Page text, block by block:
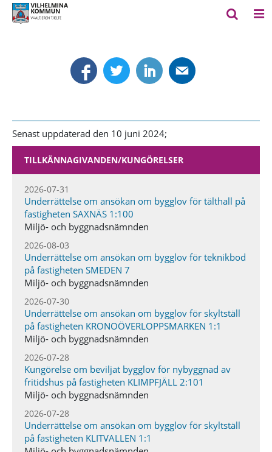
Senast uppdaterad den 10 juni 2024;
TILLKÄNNAGIVANDEN​/KUNGÖRELSER
2026-07-31
Underrättelse om ansökan om bygglov för tälthall på
fastigheten SAXNÄS 1:100
Miljö- och byggnadsnämnden
2026-08-03
Underrättelse om ansökan om bygglov för teknikbod
på fastigheten SMEDEN 7
Miljö- och byggnadsnämnden
2026-07-30
Underrättelse om ansökan om bygglov för skyltställ
på fastigheten KRONOÖVERLOPPSMARKEN 1:1
Miljö- och byggnadsnämnden
2026-07-28
Kungörelse om beviljat bygglov för nybyggnad av
fritidshus på fastigheten KLIMPFJÄLL 2:101
Miljö- och byggnadsnämnden
2026-07-28
Underrättelse om ansökan om bygglov för skyltställ
på fastigheten KLITVALLEN 1:1